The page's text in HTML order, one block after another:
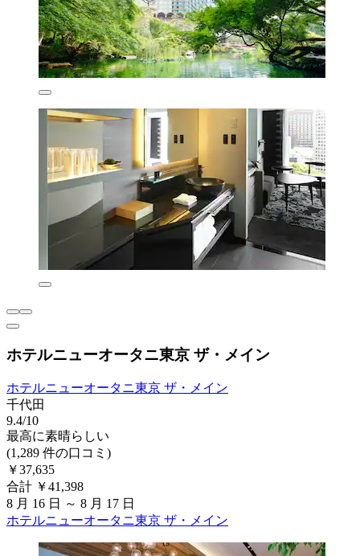
ホテルニューオータニ東京 ザ・メイン
ホテルニューオータニ東京 ザ・メイン
千代田
9.4/10
最高に素晴らしい
(1,289 件の口コミ)
￥37,635
合計 ￥41,398
8 月 16 日 ～ 8 月 17 日
ホテルニューオータニ東京 ザ・メイン